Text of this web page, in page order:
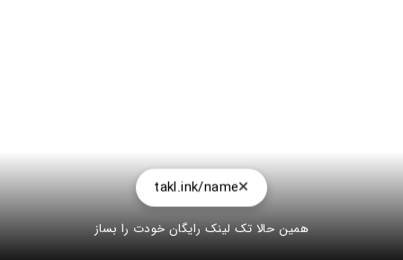
takl.ink/name
همین حالا تک لینک رایگان خودت را بساز